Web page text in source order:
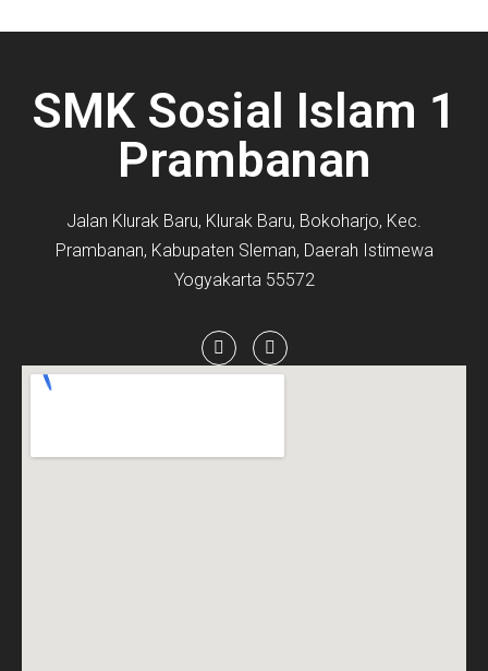
SMK Sosial Islam 1
Prambanan
Jalan Klurak Baru, Klurak Baru, Bokoharjo, Kec.
Prambanan, Kabupaten Sleman, Daerah Istimewa
Yogyakarta 55572